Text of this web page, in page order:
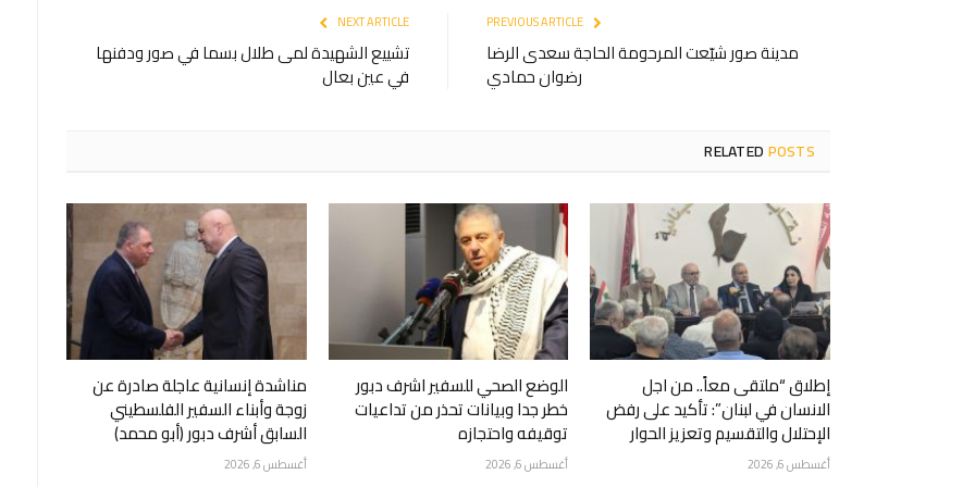
مدينة صور شيّعت المرحومة الحاجة سعدى الرضا
رضوان حمادي
NEXT ARTICLE
تشييع الشهيدة لمى طلال بسما في صور ودفنها
في عين بعال
RELATEDPOSTS
إطلاق “ملتقى معاً.. من اجل
الانسان في لبنان”: تأكيد على رفض
الإحتلال والتقسيم وتعزيز الحوار
أغسطس 6, 2026
الوضع الصحي للسفير اشرف دبور
خطر جدا وبيانات تحذر من تداعيات
توقيفه واحتجازه
أغسطس 6, 2026
مناشدة إنسانية عاجلة صادرة عن
زوجة وأبناء السفير الفلسطيني
السابق أشرف دبور (أبو محمد)
أغسطس 6, 2026